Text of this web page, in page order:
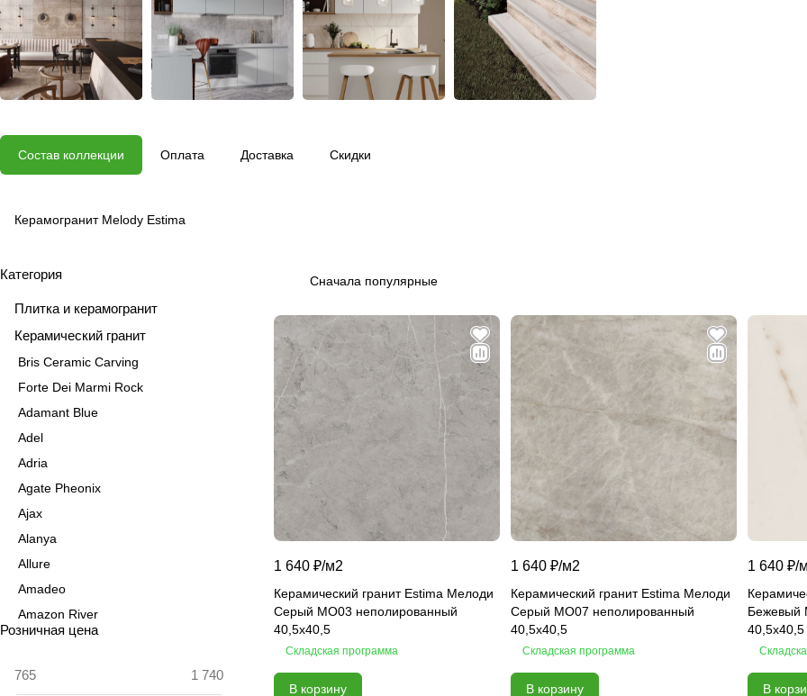
Состав коллекции Оплата Доставка Скидки
Керамогранит Melody Estima
Сначала популярные
1 640 ₽/м2
Керамический гранит Estima Мелоди
Серый MO03 неполированный
40,5х40,5
Складская программа
В корзину
1 640 ₽/м2
Керамический гранит Estima Мелоди
Серый MO07 неполированный
40,5х40,5
Складская программа
В корзину
1 640 ₽/
Бежевый
40,5х40,5
В
Категория
Плитка и керамогранит
Керамический гранит
Bris Ceramic Carving
Forte Dei Marmi Rock
Adamant Blue
Adel
Adria
Agate Pheonix
Ajax
Alanya
Allure
Amadeo
Amazon River
Amber Agate
Розничная цена